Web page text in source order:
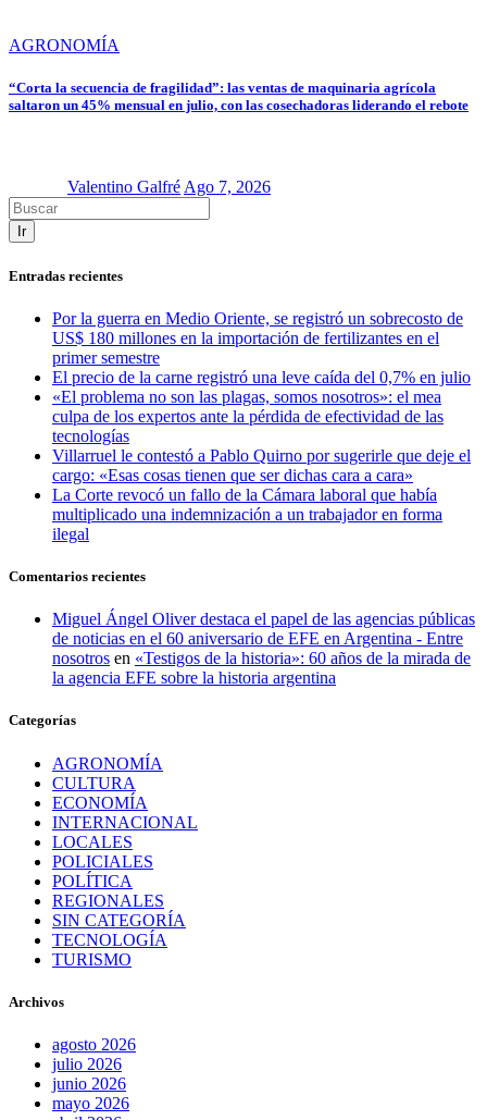
AGRONOMÍA
“Corta la secuencia de fragilidad”: las ventas de maquinaria agrícola
saltaron un 45% mensual en julio, con las cosechadoras liderando el rebote
Valentino GalfréAgo 7, 2026
Ir
Entradas recientes
Por la guerra en Medio Oriente, se registró un sobrecosto de
US$ 180 millones en la importación de fertilizantes en el
primer semestre
El precio de la carne registró una leve caída del 0,7% en julio
«El problema no son las plagas, somos nosotros»: el mea
culpa de los expertos ante la pérdida de efectividad de las
tecnologías
Villarruel le contestó a Pablo Quirno por sugerirle que deje el
cargo: «Esas cosas tienen que ser dichas cara a cara»
La Corte revocó un fallo de la Cámara laboral que había
multiplicado una indemnización a un trabajador en forma
ilegal
Comentarios recientes
Miguel Ángel Oliver destaca el papel de las agencias públicas
de noticias en el 60 aniversario de EFE en Argentina - Entre
nosotros en «Testigos de la historia»: 60 años de la mirada de
la agencia EFE sobre la historia argentina
Categorías
AGRONOMÍA
CULTURA
ECONOMÍA
INTERNACIONAL
LOCALES
POLICIALES
POLÍTICA
REGIONALES
SIN CATEGORÍA
TECNOLOGÍA
TURISMO
Archivos
agosto 2026
julio 2026
junio 2026
mayo 2026